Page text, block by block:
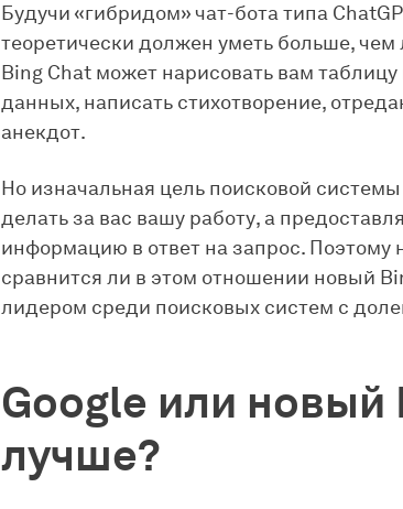
Будучи «гибридом» чат-бота типа
теоретически должен уметь больше,
Bing Chat может нарисовать вам
данных, написать стихотворение,
анекдот.
Но изначальная цель поисковой
делать за вас вашу работу, а
информацию в ответ на запрос. Поэтому
сравнится ли в этом отношении новый
лидером среди поисковых систем с
Google или новый
лучше?